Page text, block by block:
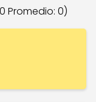
0 Promedio: 0)